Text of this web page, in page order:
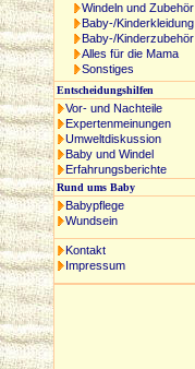
Windeln und Zubehör
Baby-/Kinderkleidung
Baby-/Kinderzubehör
Alles für die Mama
Sonstiges
Entscheidungshilfen
Vor- und Nachteile
Expertenmeinungen
Umweltdiskussion
Baby und Windel
Erfahrungsberichte
Rund ums Baby
Babypflege
Wundsein
Kontakt
Impressum